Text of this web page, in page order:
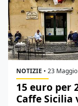
NOTIZIE • 23
15 euro per
Caffe Sicilia